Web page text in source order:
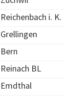
Reichenbach i. K.
Grellingen
Bern
Reinach BL
Emdthal